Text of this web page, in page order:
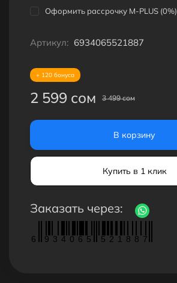
Оформить рассрочку M-PLUS (0%)
Артикул: 6934065521887
+ 120 бонуса
2 599 сом 3 499 сом
В корзину
Купить в 1 клик
Заказать через:
6 9 3 4 0 6 5 5 2 1 8 8 7